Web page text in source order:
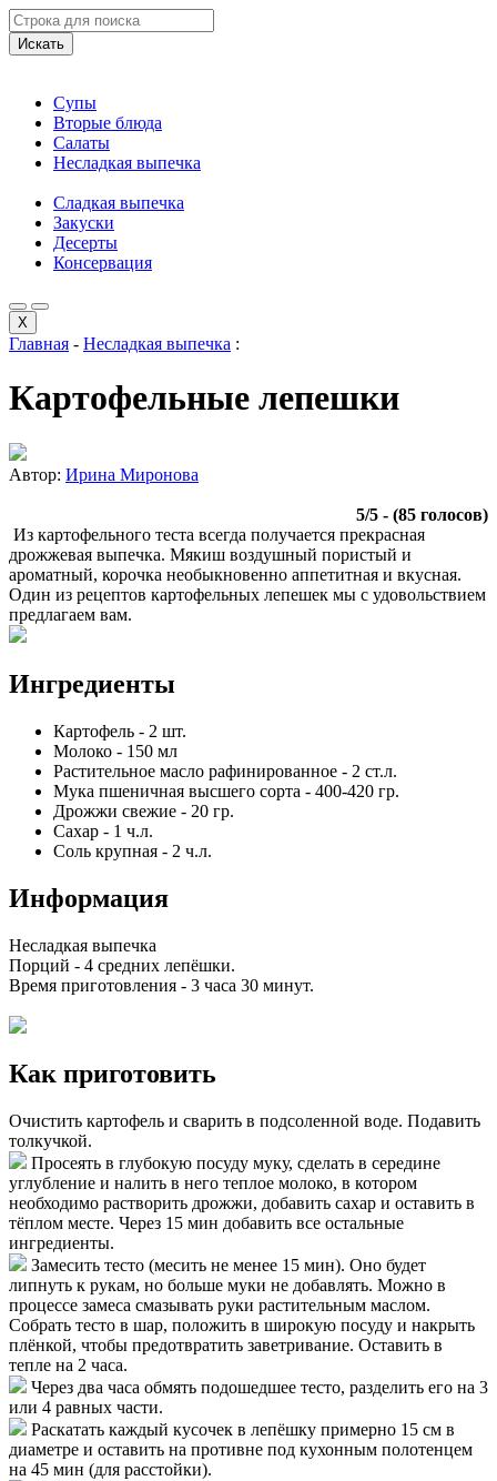
Искать
Супы
Вторые блюда
Салаты
Несладкая выпечка
Сладкая выпечка
Закуски
Десерты
Консервация
X
Главная - Несладкая выпечка :
Картофельные лепешки
Автор: Ирина Миронова
5/5 - (85 голосов)
Из картофельного теста всегда получается прекрасная
дрожжевая выпечка. Мякиш воздушный пористый и
ароматный, корочка необыкновенно аппетитная и вкусная.
Один из рецептов картофельных лепешек мы с удовольствием
предлагаем вам.
Ингредиенты
Картофель - 2 шт.
Молоко - 150 мл
Растительное масло рафинированное - 2 ст.л.
Мука пшеничная высшего сорта - 400-420 гр.
Дрожжи свежие - 20 гр.
Сахар - 1 ч.л.
Соль крупная - 2 ч.л.
Информация
Несладкая выпечка
Порций - 4 средних лепёшки.
Время приготовления - 3 часа 30 минут.
Как приготовить
Очистить картофель и сварить в подсоленной воде. Подавить
толкучкой.
Просеять в глубокую посуду муку, сделать в середине
углубление и налить в него теплое молоко, в котором
необходимо растворить дрожжи, добавить сахар и оставить в
тёплом месте. Через 15 мин добавить все остальные
ингредиенты.
Замесить тесто (месить не менее 15 мин). Оно будет
липнуть к рукам, но больше муки не добавлять. Можно в
процессе замеса смазывать руки растительным маслом.
Собрать тесто в шар, положить в широкую посуду и накрыть
плёнкой, чтобы предотвратить заветривание. Оставить в
тепле на 2 часа.
Через два часа обмять подошедшее тесто, разделить его на 3
или 4 равных части.
Раскатать каждый кусочек в лепёшку примерно 15 см в
диаметре и оставить на противне под кухонным полотенцем
на 45 мин (для расстойки).